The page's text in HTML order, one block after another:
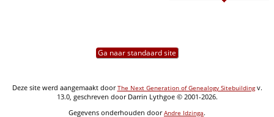
Ga naar standaard site
Deze site werd aangemaakt doorThe Next Generation of Genealogy Sitebuildingv.
13.0, geschreven door Darrin Lythgoe © 2001-2026.
Gegevens onderhouden doorAndre Idzinga.